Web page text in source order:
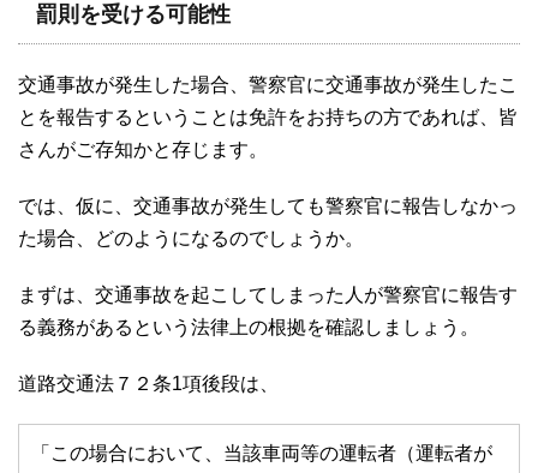
罰則を受ける可能性
交通事故が発生した場合、警察官に交通事故が発生したこ
とを報告するということは免許をお持ちの方であれば、皆
さんがご存知かと存じます。
では、仮に、交通事故が発生しても警察官に報告しなかっ
た場合、どのようになるのでしょうか。
まずは、交通事故を起こしてしまった人が警察官に報告す
る義務があるという法律上の根拠を確認しましょう。
道路交通法７２条1項後段は、
「この場合において、当該車両等の運転者（運転者が